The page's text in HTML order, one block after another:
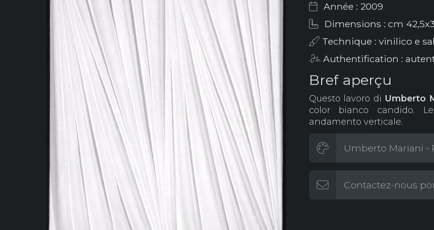
Année : 2009
Dimensions : cm
Technique : vinilico e
Authentification :
Bref aperçu
Questo lavoro di Umberto
color bianco candido.
andamento verticale.
Umberto Mariani -
Contactez-nous